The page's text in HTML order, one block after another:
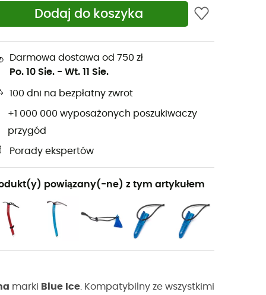
Dodaj do koszyka
Darmowa dostawa od 750 zł
Po. 10 Sie. - Wt. 11 Sie.
100 dni na bezpłatny zwrot
+1 000 000 wyposażonych poszukiwaczy
przygód
Porady ekspertów
powiązany(-ne) z tym artykułem
marki Blue Ice . Kompatybilny ze wszystkimi